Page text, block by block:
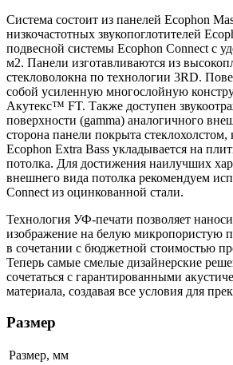
Система состоит из панелей Ecophon
низкочастотных звукопоглотителей
подвесной системы Ecophon Connect с
м2. Панели изготавливаются из
стекловолокна по технологии 3RD.
собой усиленную многослойную
Акутекс™ FT. Также доступен
поверхности (gamma) аналогичного
сторона панели покрыта
Ecophon Extra Bass укладывается на
потолка. Для достижения наилучших
внешнего вида потолка рекомендуем
Connect из оцинкованной стали.
Технология УФ-печати позволяет
изображение на белую микропористую
в сочетании с бюджетной стоимостью
Теперь самые смелые дизайнерские
сочетаться с гарантированными
материала, создавая все условия для
Размер
Размер, мм